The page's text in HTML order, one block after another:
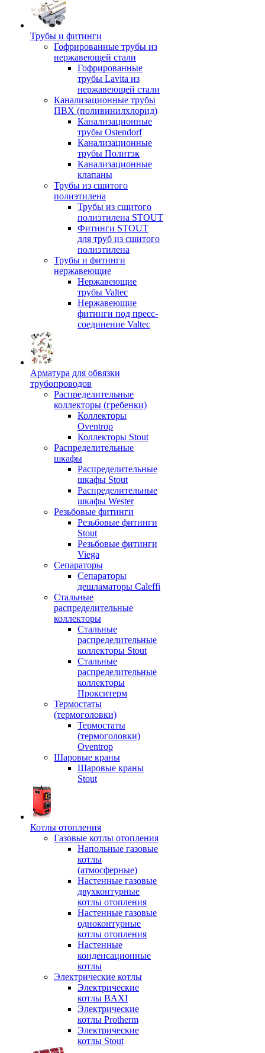
Трубы и фитинги
Гофрированные трубы из
нержавеющей стали
Гофрированные
трубы Lavita из
нержавеющей стали
Канализационные трубы
ПВХ (поливинилхлорид)
Канализационные
трубы Ostendorf
Канализационные
трубы Политэк
Канализационные
клапаны
Трубы из сшитого
полиэтилена
Трубы из сшитого
полиэтилена STOUT
Фитинги STOUT
для труб из сшитого
полиэтилена
Трубы и фитинги
нержавеющие
Нержавеющие
трубы Valtec
Нержавеющие
фитинги под пресс-
соединение Valtec
Арматура для обвязки
трубопроводов
Распределительные
коллекторы (гребенки)
Коллекторы
Oventrop
Коллекторы Stout
Распределительные
шкафы
Распределительные
шкафы Stout
Распределительные
шкафы Wester
Резьбовые фитинги
Резьбовые фитинги
Stout
Резьбовые фитинги
Viega
Сепараторы
Сепараторы
дешламаторы Caleffi
Стальные
распределительные
коллекторы
Стальные
распределительные
коллекторы Stout
Стальные
распределительные
коллекторы
Прокситерм
Термостаты
(термоголовки)
Термостаты
(термоголовки)
Oventrop
Шаровые краны
Шаровые краны
Stout
Котлы отопления
Газовые котлы отопления
Напольные газовые
котлы
(атмосферные)
Настенные газовые
двухконтурные
котлы отопления
Настенные газовые
одноконтурные
котлы отопления
Настенные
конденсационные
котлы
Электрические котлы
Электрические
котлы BAXI
Электрические
котлы Protherm
Электрические
котлы Stout